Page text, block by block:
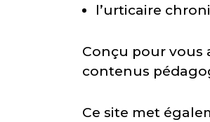
l’urticaire
Conçu pour vous
contenus
Ce site met